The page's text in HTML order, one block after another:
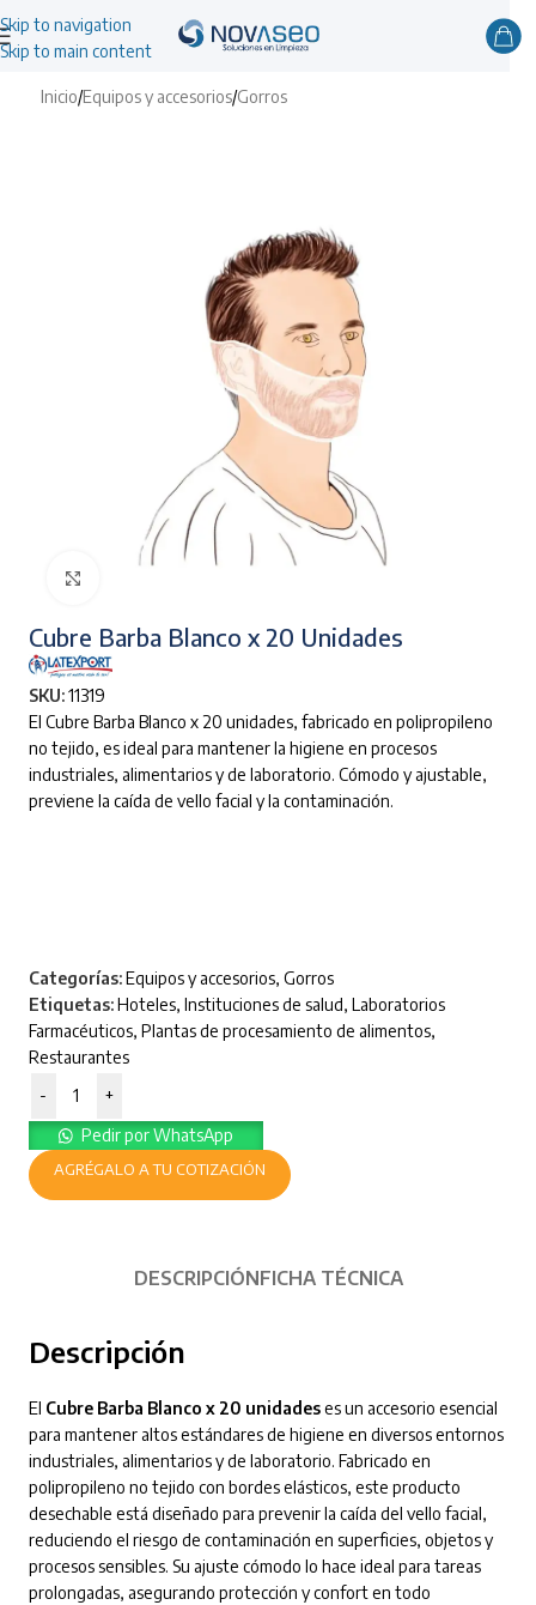
Skip to navigation
Skip to main content
Inicio/Equipos y accesorios/Gorros
Cubre Barba Blanco x 20 Unidades
SKU:11319
El Cubre Barba Blanco x 20 unidades, fabricado en polipropileno
no tejido, es ideal para mantener la higiene en procesos
industriales, alimentarios y de laboratorio. Cómodo y ajustable,
previene la caída de vello facial y la contaminación.
Categorías:Equipos y accesorios, Gorros
Etiquetas:Hoteles, Instituciones de salud, Laboratorios
Farmacéuticos, Plantas de procesamiento de alimentos,
Restaurantes
-
+
Pedir por WhatsApp
AGRÉGALO A TU COTIZACIÓN
DESCRIPCIÓNFICHA TÉCNICA
Descripción
El Cubre Barba Blanco x 20 unidadeses un accesorio esencial
para mantener altos estándares de higiene en diversos entornos
industriales, alimentarios y de laboratorio. Fabricado en
polipropileno no tejido con bordes elásticos, este producto
desechable está diseñado para prevenir la caída del vello facial,
reduciendo el riesgo de contaminación en superficies, objetos y
procesos sensibles. Su ajuste cómodo lo hace ideal para tareas
prolongadas, asegurando protección y confort en todo